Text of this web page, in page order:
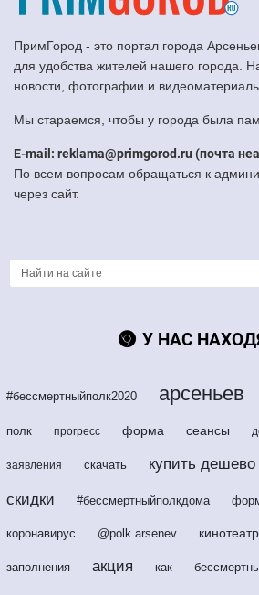
ПримГород - это портал города
для удобства жителей нашего города.
новости, фотографии и
Мы стараемся, чтобы у города была
E-mail: reklama@primgorod.ru (почта
По всем вопросам обращаться к
через сайт.
У НАС
#бессмертныйполк2020 арсеньев
полк прогресс форма сеансы
заявления скачать купить дешево
скидки #бессмертныйполкдома
коронавирус @polk.arsenev кинотеатр
заполнения акция как